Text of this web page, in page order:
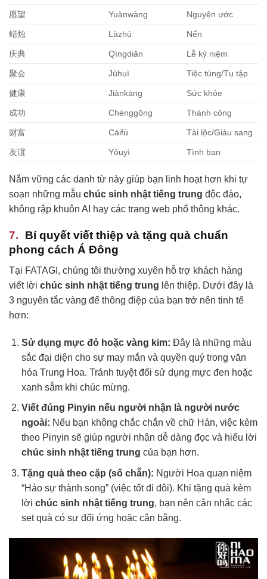
愿望 Yuànwàng Nguyện ước
蜡烛 Làzhú Nến
庆典 Qìngdiǎn Lễ kỷ niệm
聚会 Jùhuì Tiệc tùng/Tụ tập
健康 Jiànkāng Sức khỏe
成功 Chénggōng Thành công
财富 Cáifù Tài lộc/Giàu sang
友谊 Yǒuyì Tình bạn
Nắm vững các danh từ này giúp bạn linh hoạt hơn khi tự
soạn những mẫu chúc sinh nhật tiếng trung độc đáo,
không rập khuôn AI hay các trang web phổ thông khác.
Bí quyết viết thiệp và tặng quà chuẩn
phong cách Á Đông
Tại FATAGI, chúng tôi thường xuyên hỗ trợ khách hàng
viết lời chúc sinh nhật tiếng trung lên thiệp. Dưới đây là
3 nguyên tắc vàng để thông điệp của bạn trở nên tinh tế
hơn:
Sử dụng mực đỏ hoặc vàng kim: Đây là những màu
sắc đại diện cho sự may mắn và quyền quý trong văn
hóa Trung Hoa. Tránh tuyệt đối sử dụng mực đen hoặc
xanh sẫm khi chúc mừng.
Viết đúng Pinyin nếu người nhận là người nước
ngoài: Nếu bạn không chắc chắn về chữ Hán, việc kèm
theo Pinyin sẽ giúp người nhận dễ dàng đọc và hiểu lời
chúc sinh nhật tiếng trung của bạn hơn.
Tặng quà theo cặp (số chẵn): Người Hoa quan niệm
“Hảo sự thành song” (việc tốt đi đôi). Khi tặng quà kèm
lời chúc sinh nhật tiếng trung, bạn nên cân nhắc các
set quà có sự đối ứng hoặc cân bằng.